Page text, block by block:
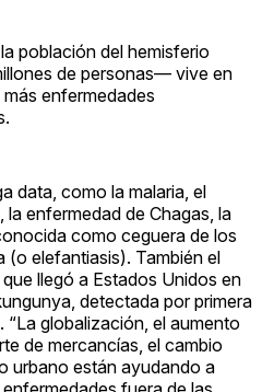
población del hemisferio
de personas— vive en
enfermedades
data, como la malaria, el
la enfermedad de Chagas, la
como ceguera de los
(o elefantiasis). También el
llegó a Estados Unidos en
detectada por primera
“La globalización, el aumento
de mercancías, el cambio
urbano están ayudando a